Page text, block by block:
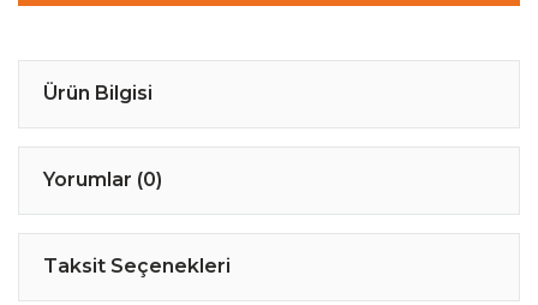
Ürün Bilgisi
Yorumlar (0)
Taksit Seçenekleri